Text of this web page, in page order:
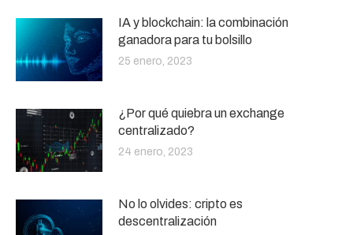
IA y blockchain: la combinación
ganadora para tu bolsillo
25 enero, 2023
¿Por qué quiebra un exchange
centralizado?
24 enero, 2023
No lo olvides: cripto es
descentralización